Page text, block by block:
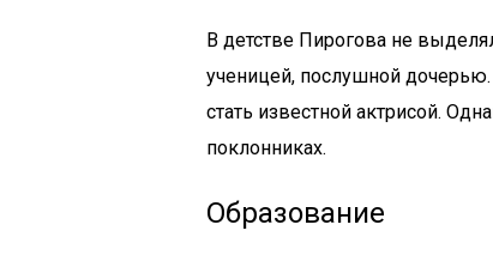
В детстве Пирогова не
ученицей, послушной
стать известной актрисой.
поклонниках.
Образование